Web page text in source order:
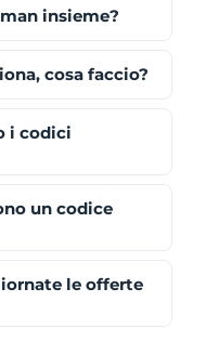
insieme?
cosa faccio?
i codici
un codice
le offerte